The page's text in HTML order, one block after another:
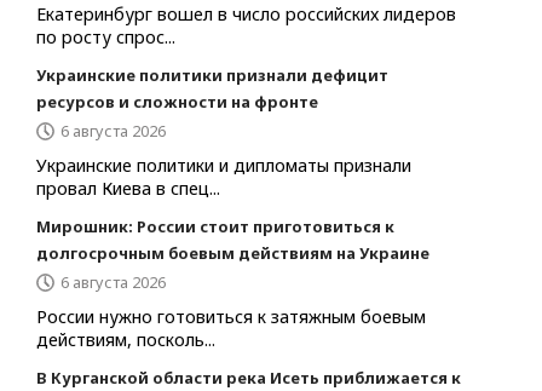
Екатеринбург вошел в число российских лидеров
по росту спрос...
Украинские политики признали дефицит
ресурсов и сложности на фронте
6 августа 2026
Украинские политики и дипломаты признали
провал Киева в спец...
Мирошник: России стоит приготовиться к
долгосрочным боевым действиям на Украине
6 августа 2026
России нужно готовиться к затяжным боевым
действиям, посколь...
В Курганской области река Исеть приближается к